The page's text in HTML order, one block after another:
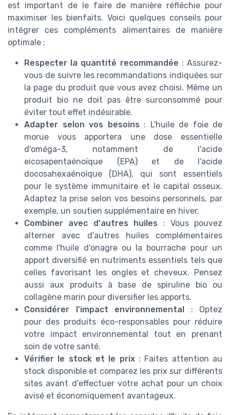
est important de le faire de manière réfléchie pour
maximiser les bienfaits. Voici quelques conseils pour
intégrer ces compléments alimentaires de manière
optimale :
Respecter la quantité recommandée : Assurez-
vous de suivre les recommandations indiquées sur
la page du produit que vous avez choisi. Même un
produit bio ne doit pas être surconsommé pour
éviter tout effet indésirable.
Adapter selon vos besoins : L'huile de foie de
morue vous apportera une dose essentielle
d'oméga-3, notamment de l'acide
eicosapentaénoïque (EPA) et de l'acide
docosahexaénoïque (DHA), qui sont essentiels
pour le système immunitaire et le capital osseux.
Adaptez la prise selon vos besoins personnels, par
exemple, un soutien supplémentaire en hiver.
Combiner avec d'autres huiles : Vous pouvez
alterner avec d'autres huiles complémentaires
comme l'huile d'onagre ou la bourrache pour un
apport diversifié en nutriments essentiels tels que
celles favorisant les ongles et cheveux. Pensez
aussi aux produits à base de spiruline bio ou
collagène marin pour diversifier les apports.
Considérer l'impact environnemental
: Optez
pour des produits éco-responsables pour réduire
votre impact environnemental tout en prenant
soin de votre santé.
Vérifier le stock et le prix: Faites attention au
stock disponible et comparez les prix sur différents
sites avant d'effectuer votre achat pour un choix
avisé et économiquement avantageux.